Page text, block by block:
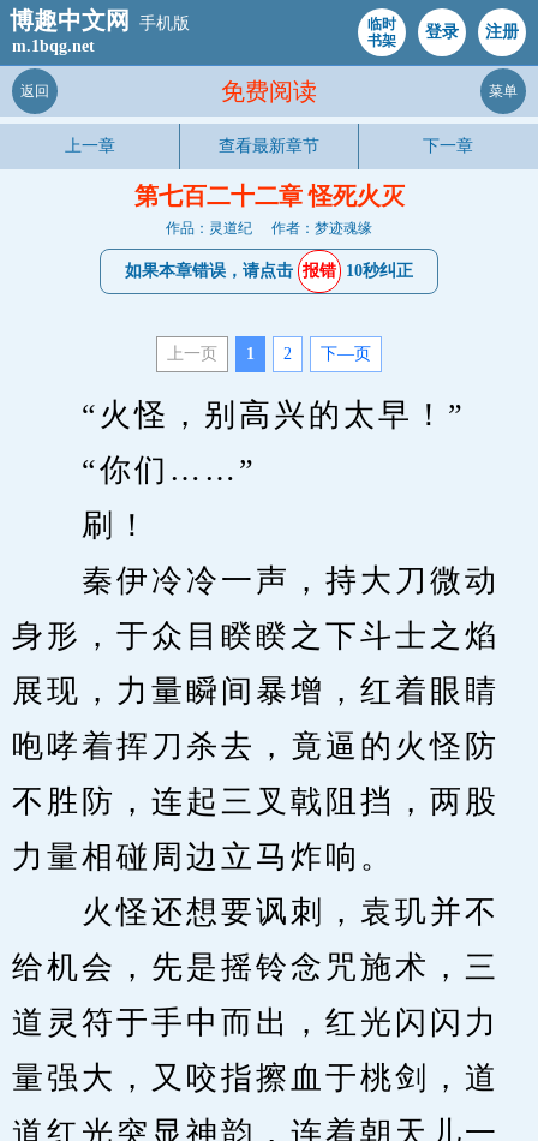
博趣中文网
手机版
m.1bqg.net
临时
书架
登录 注册
免费阅读
返回 菜单
上一章 查看最新章节 下一章
第七百二十二章 怪死火灭
作品：灵道纪 作者：梦迹魂缘
如果本章错误，请点击 报错 10秒纠正
上一页 1 2 下—页
“火怪，别高兴的太早！”
“你们……”
刷！
秦伊冷冷一声，持大刀微动
身形，于众目睽睽之下斗士之焰
展现，力量瞬间暴增，红着眼睛
咆哮着挥刀杀去，竟逼的火怪防
不胜防，连起三叉戟阻挡，两股
力量相碰周边立马炸响。
火怪还想要讽刺，袁玑并不
给机会，先是摇铃念咒施术，三
道灵符于手中而出，红光闪闪力
量强大，又咬指擦血于桃剑，道
道红光突显神韵，连着朝天儿一